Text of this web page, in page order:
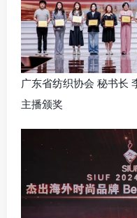
广东省纺织协会 秘书长
主播颁奖